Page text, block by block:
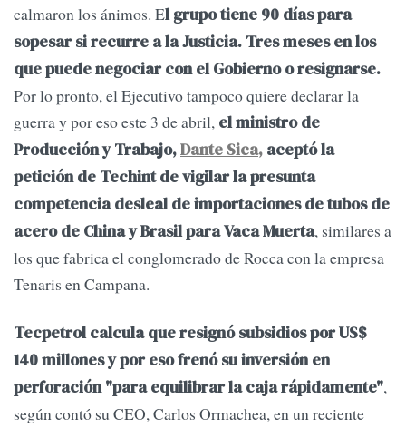
calmaron los ánimos. El grupo tiene 90 días para
sopesar si recurre a la Justicia. Tres meses en los
que puede negociar con el Gobierno o resignarse.
Por lo pronto, el Ejecutivo tampoco quiere declarar la
guerra y por eso este 3 de abril, el ministro de
Producción y Trabajo,Dante Sica, aceptó la
petición de Techint de vigilar la presunta
competencia desleal de importaciones de tubos de
acero de China y Brasil para Vaca Muerta, similares a
los que fabrica el conglomerado de Rocca con la empresa
Tenaris en Campana.
Tecpetrol calcula que resignó subsidios por US$
140 millones y por eso frenó su inversión en
perforación "para equilibrar la caja rápidamente",
según contó su CEO, Carlos Ormachea, en un reciente